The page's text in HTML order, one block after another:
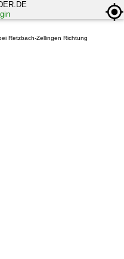
Retzbach-Zellingen Richtung